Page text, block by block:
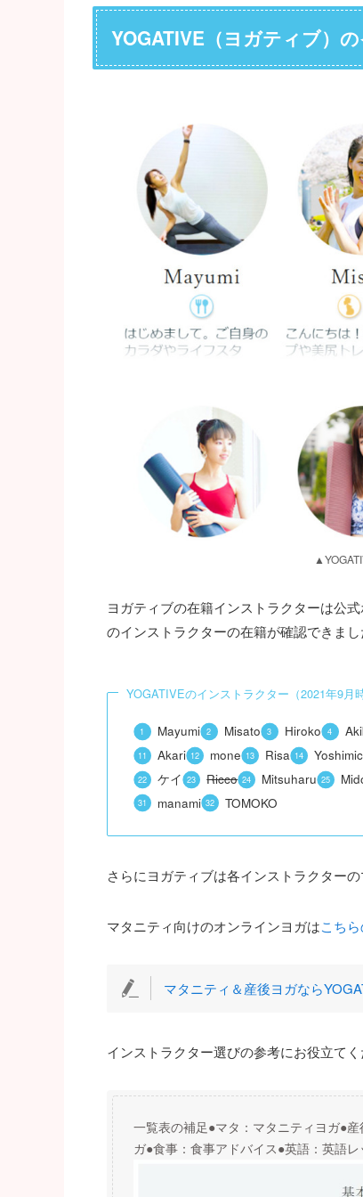
YOGATIVE（ヨガティブ）
ヨガティブの在籍インストラクターは公
のインストラクターの在籍が確認できまし
YOGATIVEのインストラクター（2021年9月
Mayumi Misato Hiroko
Akari
mone Risa
ケイ
Ricco Mitsuharu
manami
TOMOKO
さらにヨガティブは各インストラクター
マタニティ向けのオンラインヨガはこち
マタニティ＆産後ヨガなら
インストラクター選びの参考にお役立てく
一覧表の補足●マタ：マタニティヨガ●
ガ●食事：食事アドバイス●英語：英語レ